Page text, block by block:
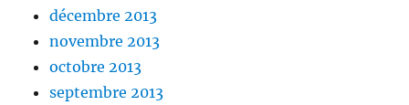
décembre 2013
novembre 2013
octobre 2013
septembre 2013